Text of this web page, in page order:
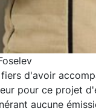
d'avoir
pour ce projet
aucune